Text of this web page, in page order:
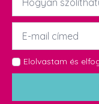
Email
GDPR
*
Elolvastam és